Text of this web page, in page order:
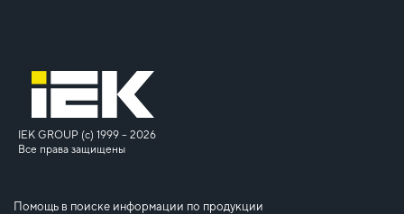
IEK GROUP (c) 1999 – 2026
Все права защищены
Помощь в поиске информации по продукции